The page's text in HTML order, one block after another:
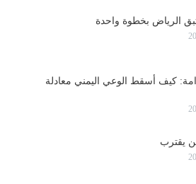
الرياض بخطوة واحدة
كيف أسقط الوعي اليمني معادلة
يقترب